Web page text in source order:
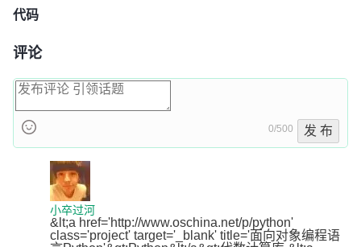
代码
评论
0/500 发 布
小卒过河
&lt;a href='http://www.oschina.net/p/python'
class='project' target='_blank' title='面向对象编程语